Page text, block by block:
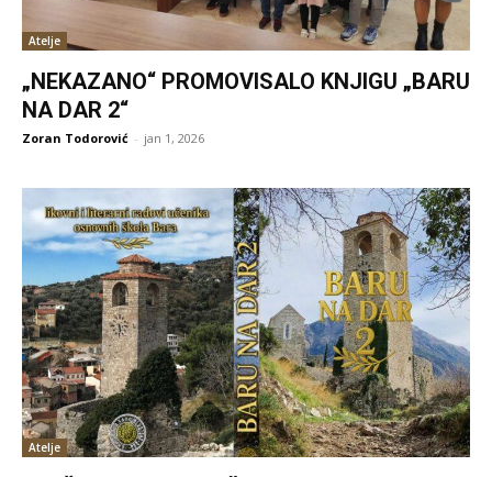
Atelje
„NEKAZANO“ PROMOVISALO KNJIGU „BARU
NA DAR 2“
Zoran Todorović - jan 1, 2026
Atelje